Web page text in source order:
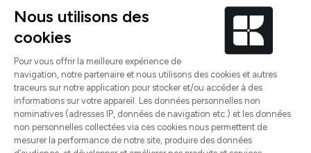
CGU
Mentions légales
Confidentialité
Gérez vos cookies
¹ Étude réalisée par Kolecto sur un panel de 100
utilisateurs, au 1er trimestre 2024, éditant en moyenne
30 factures par mois.
² Étude réalisée à partir des données produites en 2022
par le Ministère des Finances et des Comptes publics et
les entretiens réalisés auprès des utilisateurs de la
solution Kolecto.